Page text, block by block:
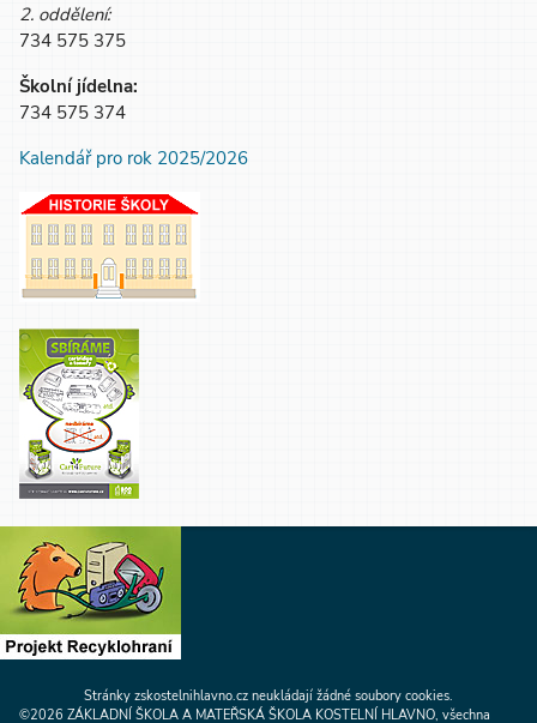
2. oddělení:
734 575 375
Školní jídelna:
734 575 374
Kalendář pro rok 2025/2026
Stránky zskostelnihlavno.cz neukládají žádné soubory cookies.
©2026 ZÁKLADNÍ ŠKOLA A MATEŘSKÁ ŠKOLA KOSTELNÍ HLAVNO, všechna